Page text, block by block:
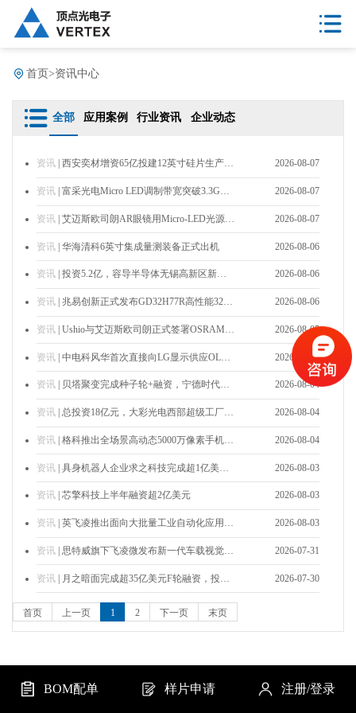
首页 >资讯中心
全部 应用案例 行业资讯 企业动态
资讯 | 西安奕材增资65亿投建12英寸硅片生产基地 2026-08-07
资讯 | 富采光电Micro LED调制带宽突破3.3GHz，加速光通信布局 2026-08-07
资讯 | 艾迈斯欧司朗AR眼镜用Micro-LED光源芯片进入‌量产筹备阶段 2026-08-07
资讯 | 华海清科6英寸集成量测装备正式出机 2026-08-06
资讯 | 投资5.2亿，容导半导体无锡高新区新址竣工 2026-08-06
资讯 | 兆易创新正式发布GD32H77R高性能32位微控制器 2026-08-06
资讯 | Ushio与艾迈斯欧司朗正式签署OSRAM品牌商标许可协议 2026-08-05
资讯 | 中电科风华首次直接向LG显示供应OLED设备 2026-08-05
资讯 | 贝塔聚变完成种子轮+融资，宁德时代继续领投 2026-08-04
资讯 | 总投资18亿元，大彩光电西部超级工厂在乐山正式投产 2026-08-04
资讯 | 格科推出全场景高动态5000万像素手机图像传感器GC50B5 2026-08-04
资讯 | 具身机器人企业求之科技完成超1亿美元天使+轮融资 2026-08-03
资讯 | 芯擎科技上半年融资超2亿美元 2026-08-03
资讯 | 英飞凌推出面向大批量工业自动化应用的紧凑型ISSI20BxxF系列 2026-08-03
资讯 | 思特威旗下飞凌微发布新一代车载视觉SoC M2，重新定义智能驾驶视觉边界‌ 2026-07-31
资讯 | 月之暗面完成超35亿美元F轮融资，投后估值涨至350亿美元 2026-07-30
首页 上一页 1 2 下一页 末页
BOM配单 样片申请 注册/登录